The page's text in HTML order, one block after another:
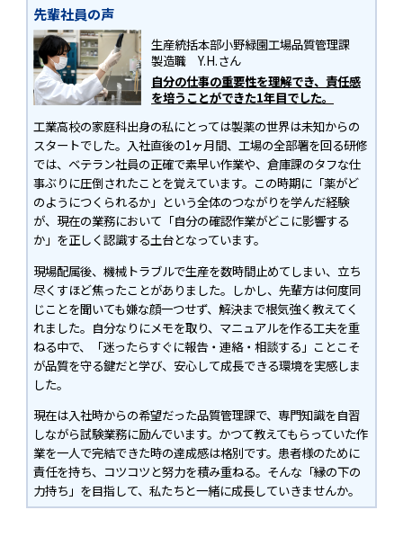
先輩社員の声
生産統括本部小野緑園工場品質管理課
製造職 Y.H.さん
自分の仕事の重要性を理解でき、責任感
を培うことができた1年目でした。
工業高校の家庭科出身の私にとっては製薬の世界は未知からの
スタートでした。入社直後の1ヶ月間、工場の全部署を回る研修
では、ベテラン社員の正確で素早い作業や、倉庫課のタフな仕
事ぶりに圧倒されたことを覚えています。この時期に「薬がど
のようにつくられるか」という全体のつながりを学んだ経験
が、現在の業務において「自分の確認作業がどこに影響する
か」を正しく認識する土台となっています。
現場配属後、機械トラブルで生産を数時間止めてしまい、立ち
尽くすほど焦ったことがありました。しかし、先輩方は何度同
じことを聞いても嫌な顔一つせず、解決まで根気強く教えてく
れました。自分なりにメモを取り、マニュアルを作る工夫を重
ねる中で、「迷ったらすぐに報告・連絡・相談する」ことこそ
が品質を守る鍵だと学び、安心して成長できる環境を実感しま
した。
現在は入社時からの希望だった品質管理課で、専門知識を自習
しながら試験業務に励んでいます。かつて教えてもらっていた作
業を一人で完結できた時の達成感は格別です。患者様のために
責任を持ち、コツコツと努力を積み重ねる。そんな「縁の下の
力持ち」を目指して、私たちと一緒に成長していきませんか。